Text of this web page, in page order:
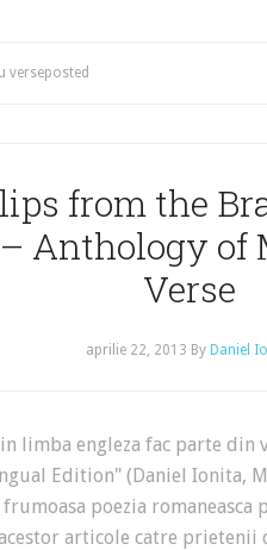
verseposted
from the
Anthology of
Verse
aprilie 22, 2013 By Daniel
limba engleza fac parte
Edition" (Daniel Ionita,
poezia
articole catre prietenii